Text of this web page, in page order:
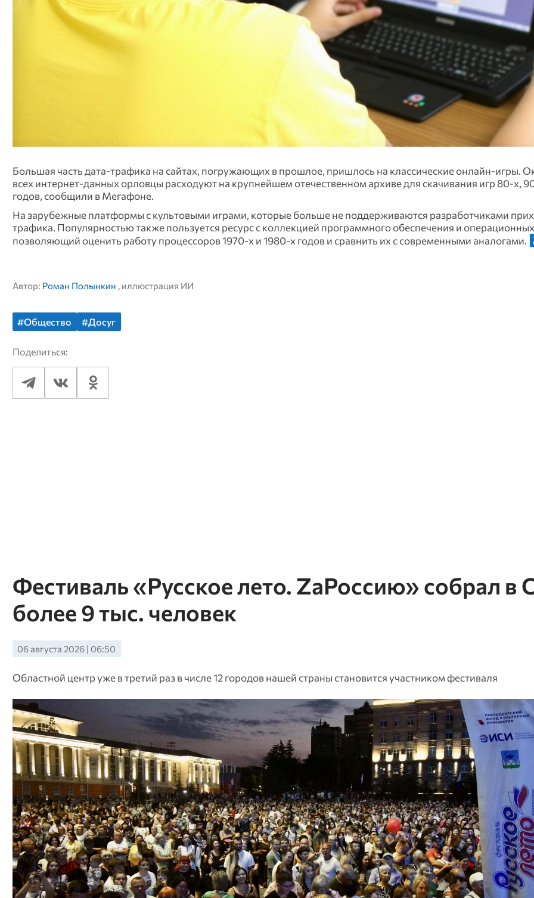
Большая часть дата-трафика на сайтах, погружающих в прошлое, пришлось на классические онлайн-игры.
всех интернет-данных орловцы расходуют на крупнейшем отечественном архиве для скачивания игр 80‑х,
годов, сообщили в Мегафоне.
На зарубежные платформы с культовыми играми, которые больше не поддерживаются разработчиками
трафика. Популярностью также пользуется ресурс с коллекцией программного обеспечения и
позволяющий оценить работу процессоров 1970‑х и 1980‑х годов и сравнить их с современными аналогами.
Автор: Роман Полынкин , иллюстрация ИИ
#Общество #Досуг
Поделиться:
Фестиваль «Русское лето. ZаРоссию» собрал в
более 9 тыс. человек
06 августа 2026 | 06:50
Областной центр уже в третий раз в числе 12 городов нашей страны становится участником фестиваля